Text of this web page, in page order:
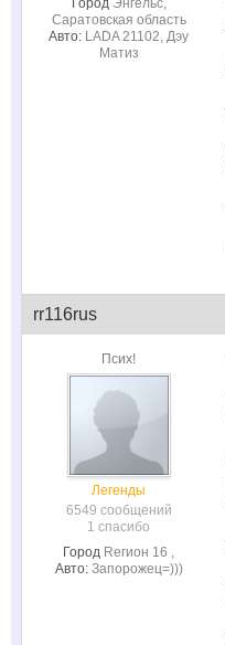
Саратовская область
Авто: LADA 21102, Дэу
Матиз
rr116rus
Псих!
Легенды
6549 сообщений
1 спасибо
Город Rегион 16 ,
Авто: Запорожец=)))